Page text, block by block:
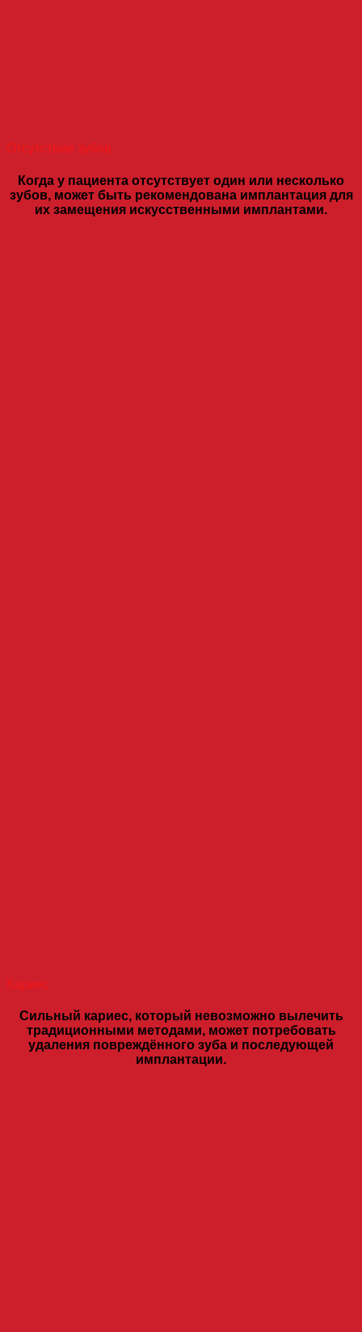
Отсутствие зубов
Когда у пациента отсутствует один или несколько
зубов, может быть рекомендована имплантация для
их замещения искусственными имплантами.
Кариес
Сильный кариес, который невозможно вылечить
традиционными методами, может потребовать
удаления повреждённого зуба и последующей
имплантации.